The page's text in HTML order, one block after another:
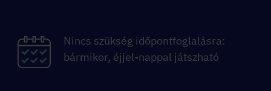
Nincs szükség időpontfoglalásra:
bármikor, éjjel-nappal játszható